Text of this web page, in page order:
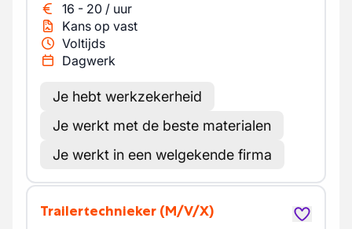
16 - 20 / uur
Kans op vast
Voltijds
Dagwerk
Je hebt werkzekerheid
Je werkt met de beste materialen
Je werkt in een welgekende firma
Trailertechnieker (M/V/X)